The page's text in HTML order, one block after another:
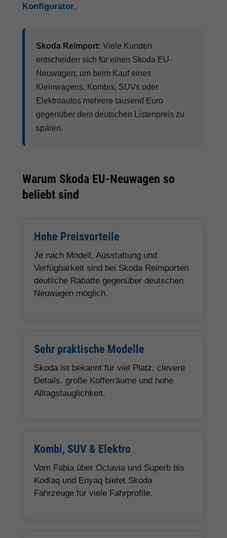
Konfigurator.
Skoda Reimport: Viele Kunden
entscheiden sich für einen Skoda EU-
Neuwagen, um beim Kauf eines
Kleinwagens, Kombis, SUVs oder
Elektroautos mehrere tausend Euro
gegenüber dem deutschen Listenpreis zu
sparen.
Warum Skoda EU-Neuwagen so
beliebt sind
Hohe Preisvorteile
Je nach Modell, Ausstattung und
Verfügbarkeit sind bei Skoda Reimporten
deutliche Rabatte gegenüber deutschen
Neuwagen möglich.
Sehr praktische Modelle
Skoda ist bekannt für viel Platz, clevere
Details, große Kofferräume und hohe
Alltagstauglichkeit.
Kombi, SUV & Elektro
Vom Fabia über Octavia und Superb bis
Kodiaq und Enyaq bietet Skoda
Fahrzeuge für viele Fahrprofile.